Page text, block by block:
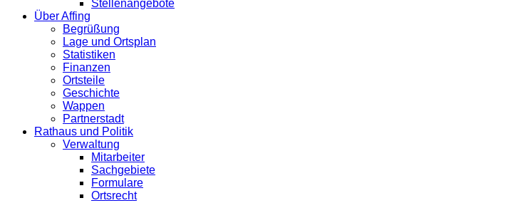
Stellenangebote
Über Affing
Begrüßung
Lage und Ortsplan
Statistiken
Finanzen
Ortsteile
Geschichte
Wappen
Partnerstadt
Rathaus und Politik
Verwaltung
Mitarbeiter
Sachgebiete
Formulare
Ortsrecht